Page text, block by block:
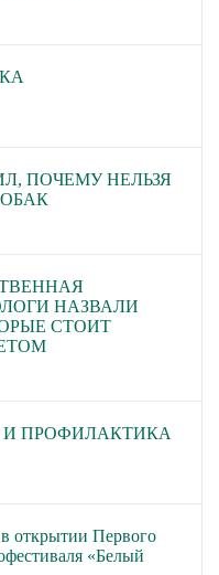
ПОЧЕМУ НЕЛЬЗЯ
НАЗВАЛИ
СТОИТ
И ПРОФИЛАКТИКА
открытии Первого
«Белый